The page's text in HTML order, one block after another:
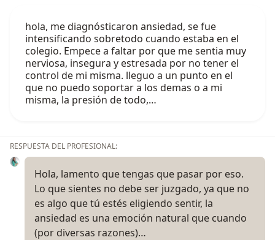
hola, me diagnósticaron ansiedad, se fue
intensificando sobretodo cuando estaba en el
colegio. Empece a faltar por que me sentia muy
nerviosa, insegura y estresada por no tener el
control de mi misma. lleguo a un punto en el
que no puedo soportar a los demas o a mi
misma, la presión de todo,…
RESPUESTA DEL PROFESIONAL:
Hola, lamento que tengas que pasar por eso.
Lo que sientes no debe ser juzgado, ya que no
es algo que tú estés eligiendo sentir, la
ansiedad es una emoción natural que cuando
(por diversas razones)…